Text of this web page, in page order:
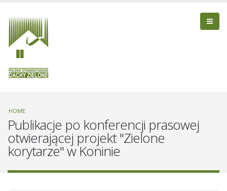
HOME
Publikacje po konferencji prasowej
otwierającej projekt "Zielone
korytarze" w Koninie